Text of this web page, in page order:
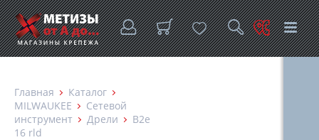
Главная
Каталог
MILWAUKEE
Сетевой
инструмент
Дрели
B2e
16 rld